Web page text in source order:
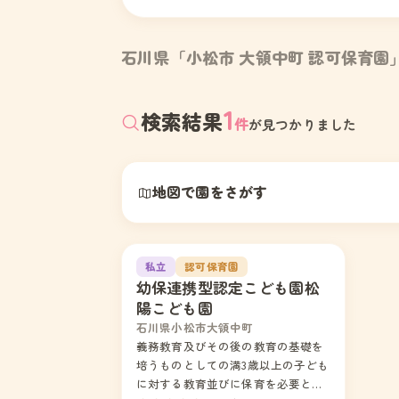
石川県「小松市 大領中町 認可保育園
検索結果1件が見つかりました
地図で園をさがす
1私立 認可保育園
幼保連携型認定こども園松
陽こども園
石川県小松市大領中町
義務教育及びその後の教育の基礎を
培うものとしての満3歳以上の子ども
に対する教育並びに保育を必要とす